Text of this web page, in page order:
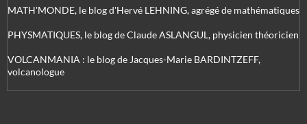
MATH'MONDE, le blog d'Hervé LEHNING, agrégé de mathématiques
PHYSMATIQUES, le blog de Claude ASLANGUL, physicien théoricien
VOLCANMANIA : le blog de Jacques-Marie BARDINTZEFF,
volcanologue